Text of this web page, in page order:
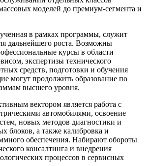
моделей до премиум‑сегмента и
в рамках программы, служит
дальнейшего роста. Возможны
курсы в области
экспертизы технического
средств, подготовки и обучения
могут продолжить образование по
высшего уровня.
вектором является работа с
автомобилями, освоение
новых методов диагностики и
блоков, а также калибровка и
обеспечения. Набирают обороты
консалтинга и внедрения
процессов в сервисных